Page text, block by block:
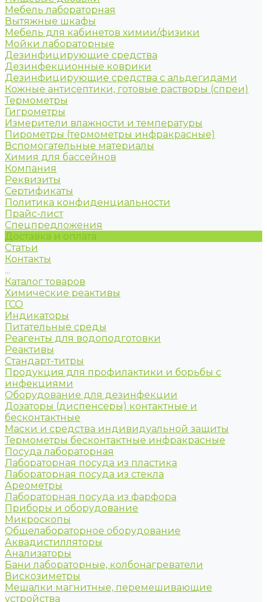
Мебель лабораторная
Вытяжные шкафы
Мебель для кабинетов химии/физики
Мойки лабораторные
Дезинфицирующие средства
Дезинфекционные коврики
Дезинфицирующие средства с альдегидами
Кожные антисептики, готовые растворы (спреи)
Термометры
Гигрометры
Измерители влажности и температуры
Пирометры (термометры инфракрасные)
Вспомогательные материалы
Химия для бассейнов
Компания
Реквизиты
Сертификаты
Политика конфиденциальности
Прайс-лист
Спецпредложения
Доставка и оплата
Статьи
Контакты
...
Каталог товаров
Химические реактивы
ГСО
Индикаторы
Питательные среды
Реагенты для водоподготовки
Реактивы
Стандарт-титры
Продукция для профилактики и борьбы с
инфекциями
Оборудование для дезинфекции
Дозаторы (диспенсеры) контактные и
бесконтактные
Маски и средства индивидуальной защиты
Термометры бесконтактные инфракрасные
Посуда лабораторная
Лабораторная посуда из пластика
Лабораторная посуда из стекла
Ареометры
Лабораторная посуда из фарфора
Приборы и оборудование
Микроскопы
Общелабораторное оборудование
Аквадистилляторы
Анализаторы
Бани лабораторные, колбонагреватели
Вискозиметры
Мешалки магнитные, перемешивающие
устройства